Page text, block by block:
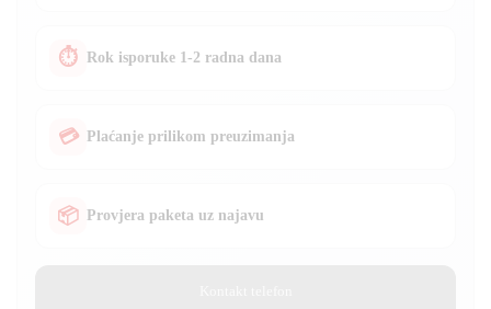
⏱ Rok isporuke 1-2 radna dana
💳 Plaćanje prilikom preuzimanja
📦 Provjera paketa uz najavu